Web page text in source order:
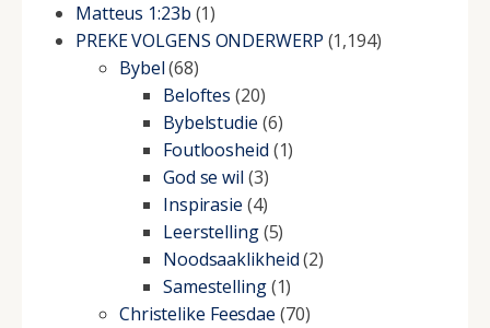
Matteus 1:23b (1)
PREKE VOLGENS ONDERWERP (1,194)
Bybel(68)
Beloftes (20)
Bybelstudie (6)
Foutloosheid (1)
God se wil (3)
Inspirasie (4)
Leerstelling(5)
Noodsaaklikheid(2)
Samestelling(1)
Christelike Feesdae (70)